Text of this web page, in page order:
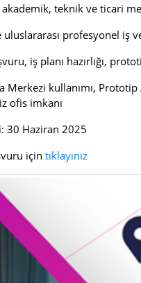
teknik ve ticari
profesyonel iş
iş planı hazırlığı,
Merkezi kullanımı,
ofis imkanı
30 Haziran 2025
için tıklayınız